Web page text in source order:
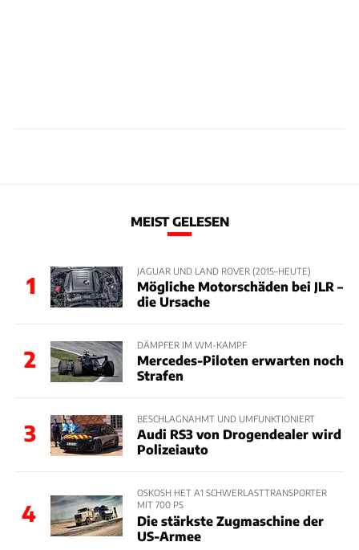
MEIST GELESEN
1
JAGUAR UND LAND ROVER (2015–HEUTE)
Mögliche Motorschäden bei JLR –
die Ursache
2
DÄMPFER IM WM-KAMPF
Mercedes-Piloten erwarten noch
Strafen
3
BESCHLAGNAHMT UND UMFUNKTIONIERT
Audi RS3 von Drogendealer wird
Polizeiauto
4
OSKOSH HET A1 SCHWERLASTTRANSPORTER
MIT 700 PS
Die stärkste Zugmaschine der
US-Armee